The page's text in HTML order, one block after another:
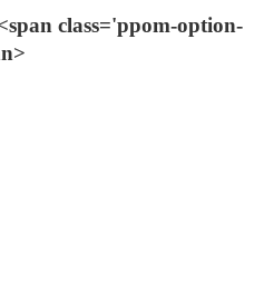
class='ppom-option-